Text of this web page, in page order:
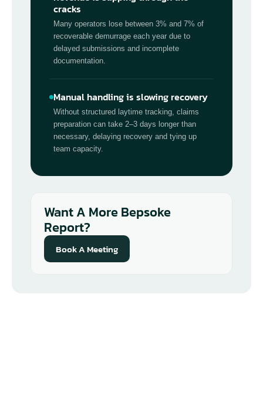
cracks
Many operators lose between 3% and 7% of
recoverable demurrage each year due to
delayed submissions and incomplete
documentation.
Manual handling is slowing recovery
Without structured laytime tracking, claims
preparation can take 2–3 days longer than
necessary, delaying recovery and tying up
team capacity.
Want A More Bepsoke
Report?
Book A Meeting